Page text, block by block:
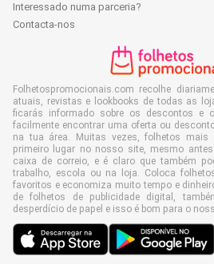
Interessado numa parceria?
Contacta-nos
Folhetospromocionais.com recolhe
atuais, revistas e lookbooks de todas as
ficarás informado sobre os descontos e
facilmente encontrar uma oferta ou
na tua área. Muitas vezes, folhetos mais
primeiro lugar no nosso site, mesmo
caixa de correio, e é claro que também
trabalho, escola ou na loja. Coloca
favoritos e economiza muito tempo e
de folhetos de publicidade digital,
desperdício de papel e isso é bom para o